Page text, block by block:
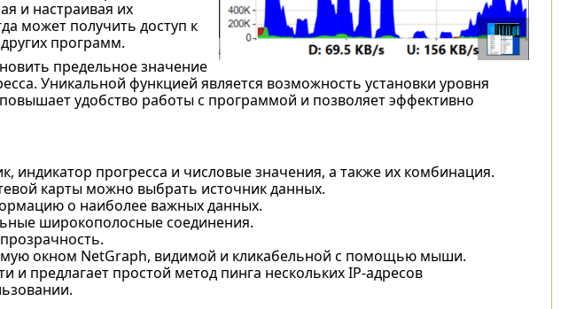
и настраивая их
может получить доступ к
программ.
предельное значение
Уникальной функцией является возможность установки уровня
удобство работы с программой и позволяет эффективно
индикатор прогресса и числовые значения, а также их комбинация.
карты можно выбрать источник данных.
о наиболее важных данных.
широкополосные соединения.
окном NetGraph, видимой и кликабельной с помощью мыши.
предлагает простой метод пинга нескольких IP-адресов